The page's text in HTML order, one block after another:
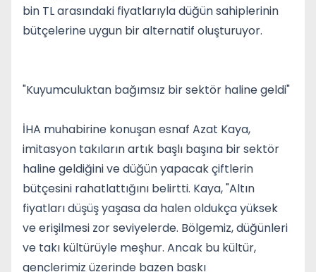
bin TL arasındaki fiyatlarıyla düğün sahiplerinin
bütçelerine uygun bir alternatif oluşturuyor.
"Kuyumculuktan bağımsız bir sektör haline geldi"
İHA muhabirine konuşan esnaf Azat Kaya,
imitasyon takıların artık başlı başına bir sektör
haline geldiğini ve düğün yapacak çiftlerin
bütçesini rahatlattığını belirtti. Kaya, "Altın
fiyatları düşüş yaşasa da halen oldukça yüksek
ve erişilmesi zor seviyelerde. Bölgemiz, düğünleri
ve takı kültürüyle meşhur. Ancak bu kültür,
gençlerimiz üzerinde bazen baskı